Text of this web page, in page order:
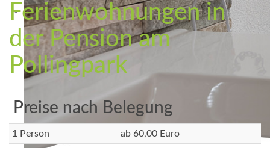
Ferienwohnungen in
der Pension am
Pollingpark
Preise nach Belegung
1 Person ab 60,00 Euro